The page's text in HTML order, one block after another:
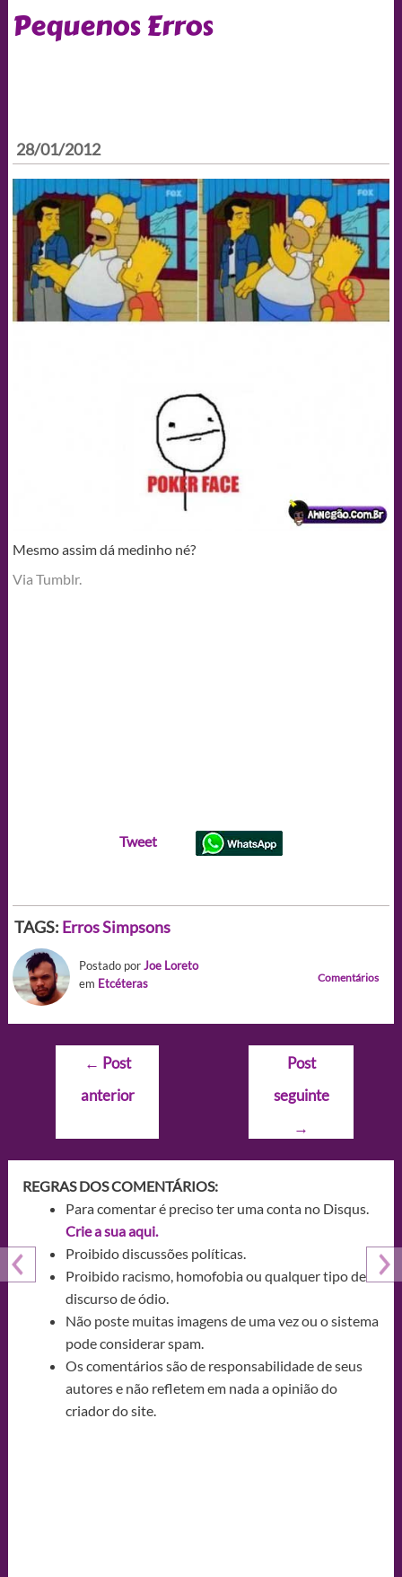
Pequenos Erros
28/01/2012
Mesmo assim dá medinho né?
Via Tumblr.
Tweet
TAGS: ErrosSimpsons
Postado porJoe Loreto
em Etcéteras Comentários
Navegação
Post
← Post
anterior
Post
seguinte
→
REGRAS DOS COMENTÁRIOS:
Para comentar é preciso ter uma conta no Disqus.
Crie a sua aqui.
Proibido discussões políticas.
Proibido racismo, homofobia ou qualquer tipo de
discurso de ódio.
Não poste muitas imagens de uma vez ou o sistema
pode considerar spam.
Os comentários são de responsabilidade de seus
autores e não refletem em nada a opinião do
criador do site.